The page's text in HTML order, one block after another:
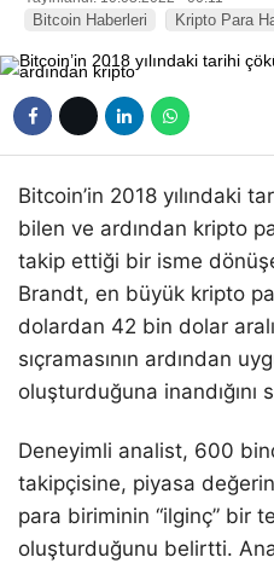
Bitcoin Haberleri Kripto Para
Bitcoin’in 2018 yılındaki
bilen ve ardından kripto
takip ettiği bir isme
Brandt, en büyük kripto
dolardan 42 bin dolar
sıçramasının ardından
oluşturduğuna inandığını
Deneyimli analist, 600
takipçisine, piyasa
para biriminin “ilginç” bir
oluşturduğunu belirtti.